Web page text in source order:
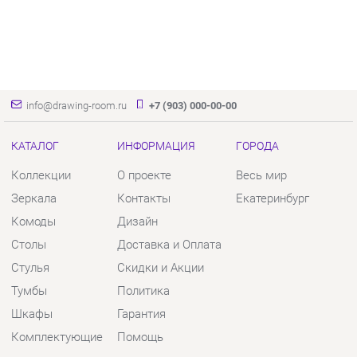
КАТАЛОГ
Коллекции
Комоды
Столы
Стулья
Тумбы
Шкафы
Комплектующие
ИНФОРМАЦИЯ
О проекте
Дизайн
Доставка и Оплата
Скидки и Акции
Политика
Гарантия
Помощь
ГОРОДА
Весь мир
КОНТАКТЫ